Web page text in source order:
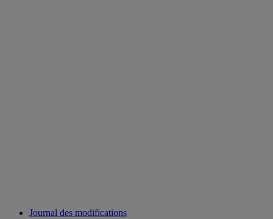
Journal des modifications